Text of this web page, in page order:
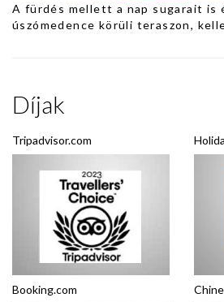
A fürdés mellett a nap sugarait is
úszómedence körüli teraszon,
Díjak
Tripadvisor.com
Booking.com